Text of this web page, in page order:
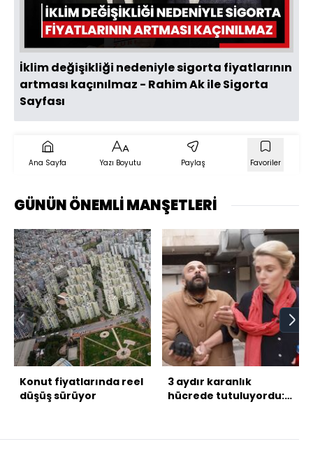
Oynat
İklim değişikliği nedeniyle sigorta fiyatlarının
artması kaçınılmaz - Rahim Ak ile Sigorta
Sayfası
Ana Sayfa Yazı Boyutu Paylaş Favoriler
GÜNÜN ÖNEMLİ MANŞETLERİ
Konut fiyatlarında reel
düşüş sürüyor
3 aydır karanlık
hücrede tutuluyordu: